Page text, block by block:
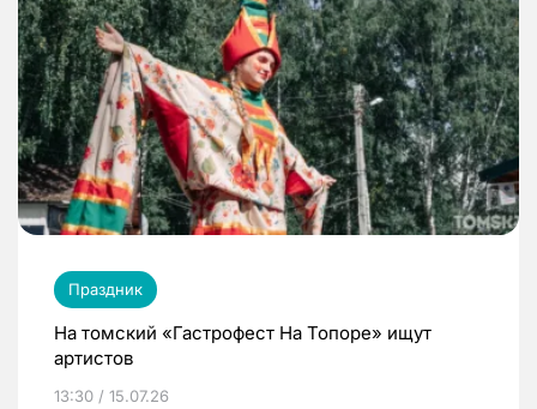
Праздник
На томский «Гастрофест На Топоре» ищут
артистов
13:30 / 15.07.26